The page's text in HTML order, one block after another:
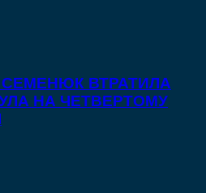
СЕМЕНЮК ВТРАТИЛА
НА ЧЕТВЕРТОМУ